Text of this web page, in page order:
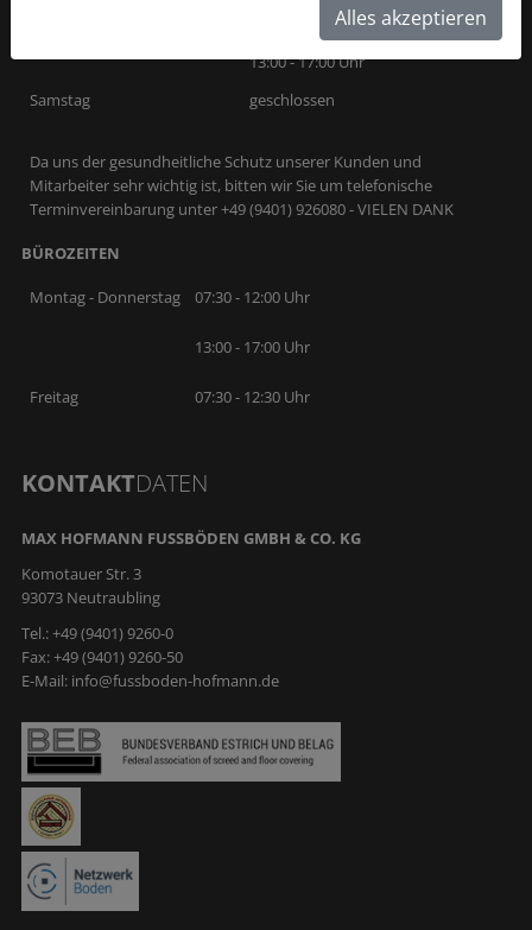
08:30 - 12:00 Uhr
13:00 - 17:00 Uhr
Samstag
geschlossen
Da uns der gesundheitliche Schutz unserer Kunden und
Mitarbeiter sehr wichtig ist, bitten wir Sie um telefonische
Terminvereinbarung unter +49 (9401) 926080 - VIELEN DANK
BÜROZEITEN
Montag - Donnerstag 07:30 - 12:00 Uhr
13:00 - 17:00 Uhr
Freitag 07:30 - 12:30 Uhr
KONTAKTDATEN
MAX HOFMANN FUSSBÖDEN GMBH & CO. KG
Komotauer Str. 3
93073 Neutraubling
Tel.: +49 (9401) 9260-0
Fax: +49 (9401) 9260-50
E-Mail: info@fussboden-hofmann.de
Alles akzeptieren